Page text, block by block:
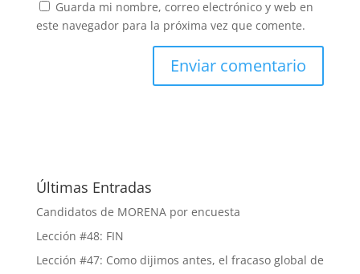
Guarda mi nombre, correo electrónico y web en
este navegador para la próxima vez que comente.
Últimas Entradas
Candidatos de MORENA por encuesta
Lección #48: FIN
Lección #47: Como dijimos antes, el fracaso global de